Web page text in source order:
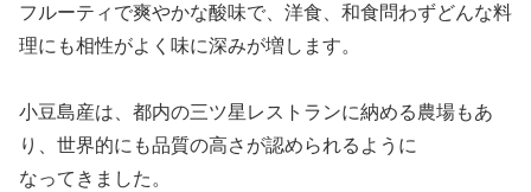
フルーティで爽やかな酸味で、洋食、和食問わずどんな料
理にも相性がよく味に深みが増します。
小豆島産は、都内の三ツ星レストランに納める農場もあ
り、世界的にも品質の高さが認められるように
なってきました。